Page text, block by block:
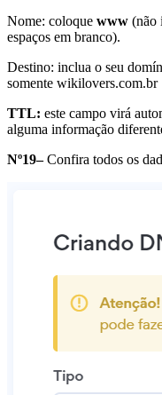
Nome: coloque www (não
espaços em branco).
Destino: inclua o seu
somente wikilovers.com.br
TTL: este campo virá
alguma informação
Nº19–Confira todos os